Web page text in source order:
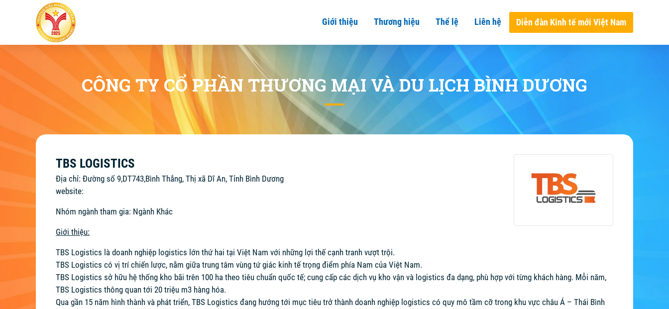
Giới thiệu Thương hiệu Thể lệ Liên hệ Diễn đàn Kinh tế mới Việt Nam
CÔNG TY CỔ PHẦN THƯƠNG MẠI VÀ DU LỊCH BÌNH DƯƠNG
TBS LOGISTICS
Địa chỉ: Đường số 9,DT743,Bình Thắng, Thị xã Dĩ An, Tỉnh Bình Dương
website:
Nhóm ngành tham gia: Ngành Khác
Giới thiệu:
TBS Logistics là doanh nghiệp logistics lớn thứ hai tại Việt Nam với những lợi thế cạnh tranh vượt trội.
TBS Logistics có vị trí chiến lược, nằm giữa trung tâm vùng tứ giác kinh tế trọng điểm phía Nam của Việt Nam.
TBS Logistics sở hữu hệ thống kho bãi trên 100 ha theo tiêu chuẩn quốc tế; cung cấp các dịch vụ kho vận và logistics đa dạng, phù hợp với từng khách hàng. Mỗi năm,
TBS Logistics thông quan tới 20 triệu m3 hàng hóa.
Qua gần 15 năm hình thành và phát triển, TBS Logistics đang hướng tới mục tiêu trở thành doanh nghiệp logistics có quy mô tầm cỡ trong khu vực châu Á – Thái Bình